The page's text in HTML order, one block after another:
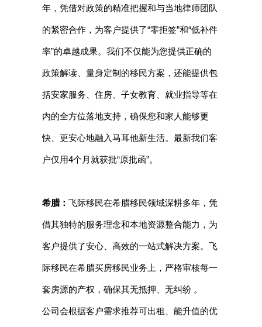
年，凭借对政策的精准把握和与当地律师团队
的紧密合作，为客户提供了“零拒签”和“低补件
率”的卓越成果。我们不仅能为您提供正确的
政策解读、量身定制的移民方案，还能提供包
括安家服务、住房、子女教育、就业指导等在
内的全方位落地支持，确保您和家人能够更
快、更安心地融入马耳他新生活。最新我们客
户仅用4个月就获批“原批函”。
希腊： 飞际移民在希腊移民领域深耕多年，凭
借其独特的服务理念和本地资源整合能力，为
客户提供了安心、高效的一站式解决方案。飞
际移民在希腊买房移民业务上，严格审核每一
套房源的产权，确保其无抵押、无纠纷 。
公司会根据客户需求推荐可出租、能升值的优